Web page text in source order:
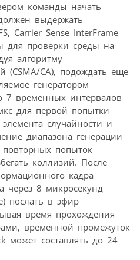
команды начать
выдержать
Carrier Sense InterFrame
для проверки среды на
алгоритму
(CSMA/CA), подождать еще
генератором
7 временных интервалов
для первой попытки
случайности и
диапазона генерации
попыток
коллизий. После
кадра
через 8 микросекунд
послать в эфир
время прохождения
временной промежуток
может составлять до 24